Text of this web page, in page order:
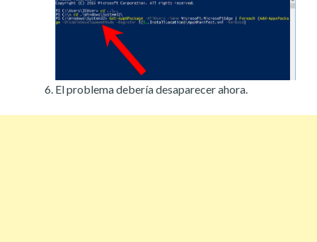
El problema debería desaparecer ahora.